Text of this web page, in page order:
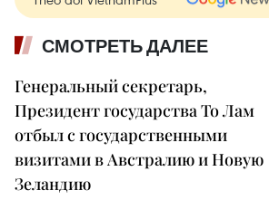
СМОТРЕТЬ ДАЛЕЕ
Генеральный секретарь,
Президент государства То Лам
отбыл с государственными
визитами в Австралию и Новую
Зеландию